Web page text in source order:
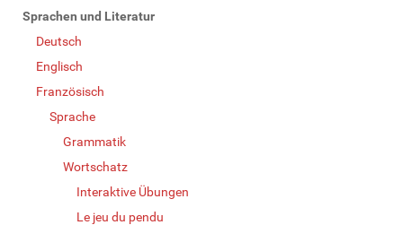
Sprachen und Literatur
Deutsch
Englisch
Französisch
Sprache
Grammatik
Wortschatz
Interaktive Übungen
Le jeu du pendu